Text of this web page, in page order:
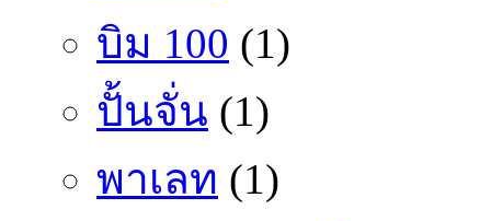
บิม 100 (1)
ปั้นจั่น (1)
พาเลท (1)